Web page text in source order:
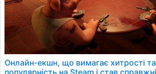
Онлайн-екшн, що вимагає хитрості
популярність на Steam і став